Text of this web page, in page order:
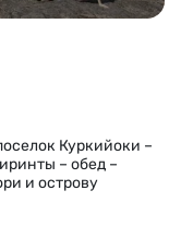
Куркийоки –
– обед –
и острову